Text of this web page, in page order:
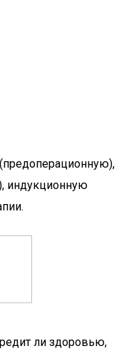
индукционную
ли здоровью,